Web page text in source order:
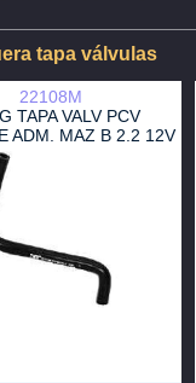
tapa válvulas
22108M
TAPA VALV PCV
ADM. MAZ B 2.2 12V
90-97 3/8 OEM
F21013895A